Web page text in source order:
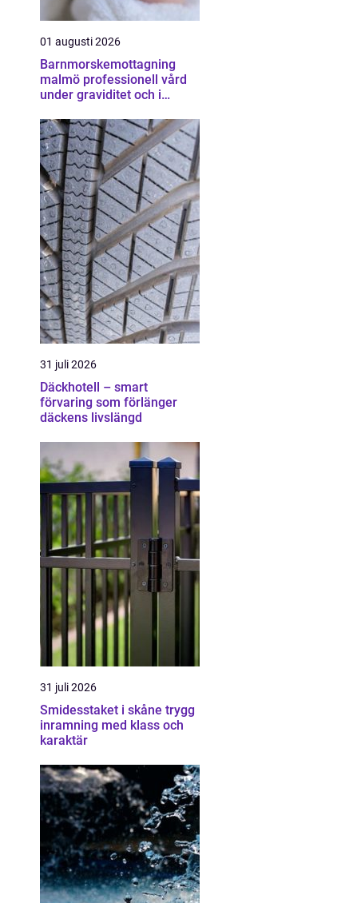
01 augusti 2026
Barnmorskemottagning
malmö professionell vård
under graviditet och i
31 juli 2026
Däckhotell – smart
förvaring som förlänger
däckens livslängd
31 juli 2026
Smidesstaket i skåne trygg
inramning med klass och
karaktär